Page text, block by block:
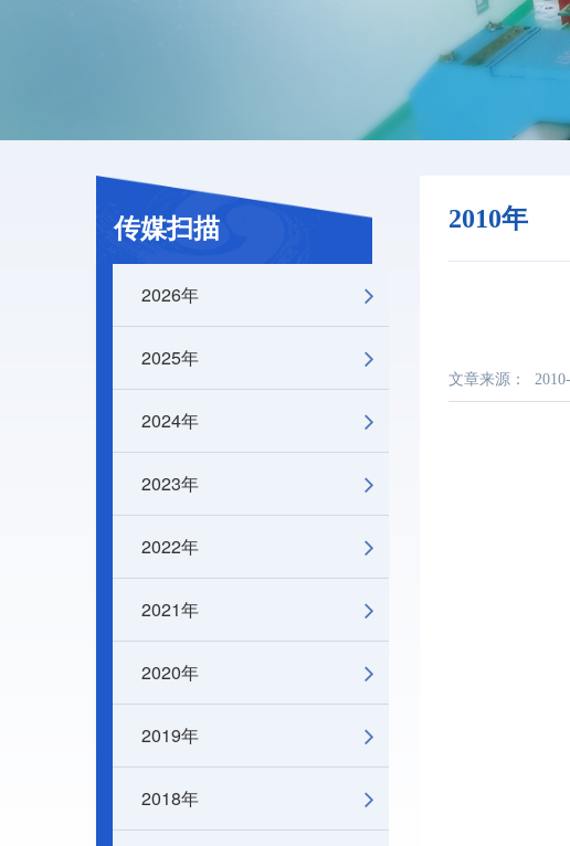
传媒扫描
2026年
2025年
2024年
2023年
2022年
2021年
2020年
2019年
2018年
2010年
文章来源：